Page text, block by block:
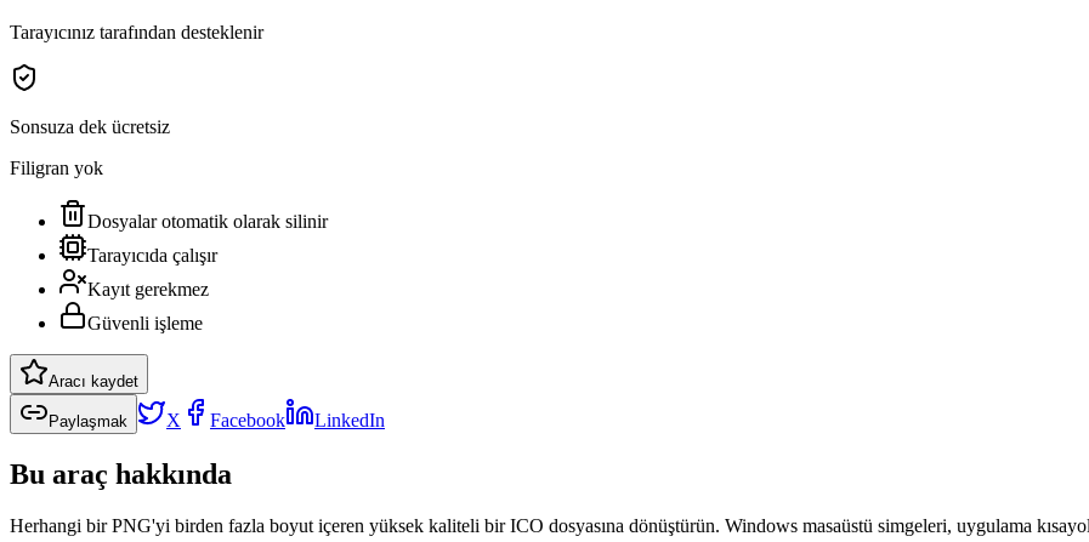
Tarayıcınız tarafından desteklenir
Sonsuza dek ücretsiz
Filigran yok
Dosyalar otomatik olarak silinir
Tarayıcıda çalışır
Kayıt gerekmez
Güvenli işleme
Aracı kaydet
Paylaşmak X Facebook LinkedIn
Bu araç hakkında
Herhangi bir PNG'yi birden fazla boyut içeren yüksek kaliteli bir ICO dosyasına dönüştürün. Windows masaüstü simgeleri, uygulama